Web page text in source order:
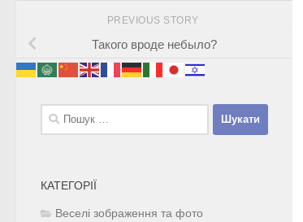
PREVIOUS STORY
Такого вроде небыло?
Пошук:
КАТЕГОРІЇ
Веселі зображення та фото